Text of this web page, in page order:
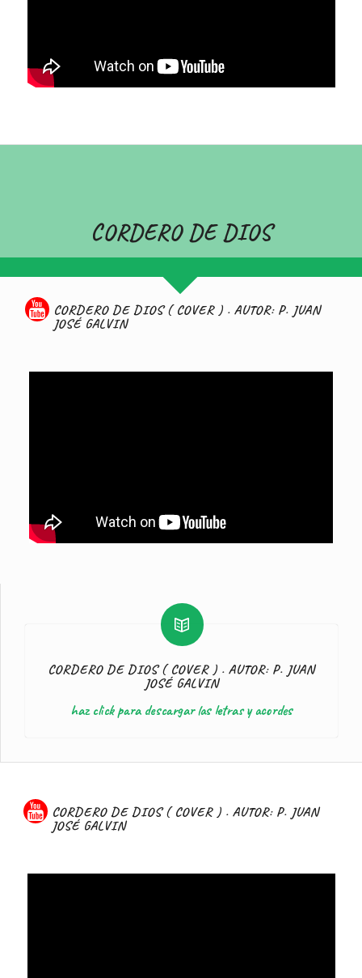
CORDERO DE DIOS
CORDERO DE DIOS ( COVER ) . AUTOR: P. JUAN
JOSÉ GALVIN
CORDERO DE DIOS ( COVER ) . AUTOR: P. JUAN
JOSÉ GALVIN
haz click para descargar las letras y acordes
CORDERO DE DIOS ( COVER ) . AUTOR: P. JUAN
JOSÉ GALVIN